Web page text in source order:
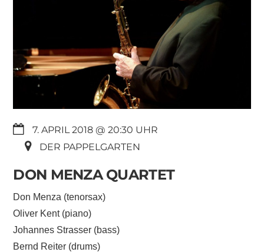
7. APRIL 2018 @ 20:30
DER PAPPELGARTEN
DON MENZA QUARTET
Don Menza (tenorsax)
Oliver Kent (piano)
Johannes Strasser (bass)
Bernd Reiter (drums)